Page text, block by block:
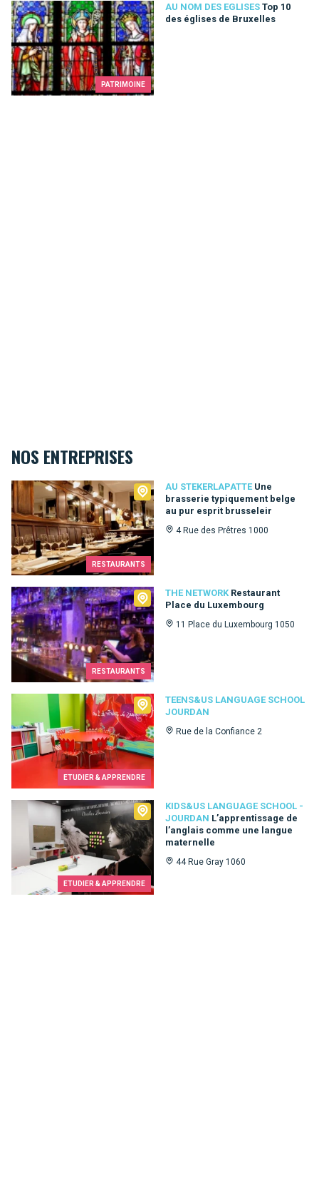
PATRIMOINE
AU NOM DES EGLISES Top 10
des églises de Bruxelles
Top 10 des églises de Bruxelles
NOS ENTREPRISES
RESTAURANTS
AU STEKERLAPATTE Une
brasserie typiquement belge
au pur esprit brusseleir
4 Rue des Prêtres 1000
Au Stekerlapatte
RESTAURANTS
THE NETWORK Restaurant
Place du Luxembourg
11 Place du Luxembourg 1050
The Network
ETUDIER & APPRENDRE
TEENS&US LANGUAGE SCHOOL
JOURDAN
Rue de la Confiance 2
Teens&Us language school Jourdan
ETUDIER & APPRENDRE
KIDS&US LANGUAGE SCHOOL -
JOURDAN L’apprentissage de
l’anglais comme une langue
maternelle
44 Rue Gray 1060
Kids&Us language school - Jourdan